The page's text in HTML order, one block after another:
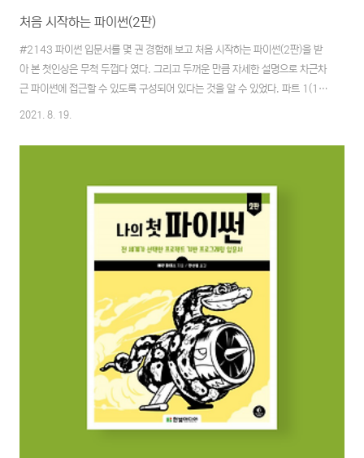
처음 시작하는 파이썬(2판)
#2143 파이썬 입문서를 몇 권 경험해 보고 처음 시작하는 파이썬(2판)을 받
아 본 첫인상은 무척 두껍다 였다. 그리고 두꺼운 만큼 자세한 설명으로 차근차
근 파이썬에 접근할 수 있도록 구성되어 있다는 것을 알 수 있었다. 파트 1(1장
~11장) 파이썬에서 다루는 데이터의 타입, 값, 변수, if, while, for 등의 문
300여 페이지를 다루고 있는데 이것만 한 권으로 다루어도 될 것 같아 보였다.
차별점, 그리고 파이썬의 성장을 받쳐주는 배경에 대한 이야기들도 다루고 있
기에 파이썬을 시작하는 사람들이 읽어보면 좋을 내용들로 이루어져 있다. 파
2021. 8. 19.